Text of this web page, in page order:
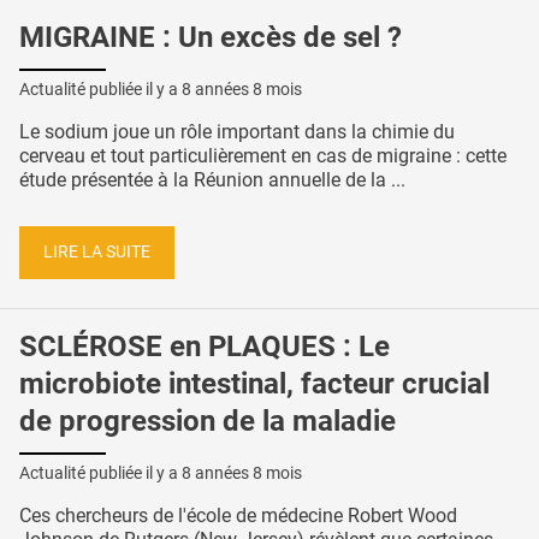
MIGRAINE : Un excès de sel ?
Actualité publiée il y a 8 années 8 mois
Le sodium joue un rôle important dans la chimie du
cerveau et tout particulièrement en cas de migraine : cette
étude présentée à la Réunion annuelle de la ...
LIRE LA SUITE
SCLÉROSE en PLAQUES : Le
microbiote intestinal, facteur crucial
de progression de la maladie
Actualité publiée il y a 8 années 8 mois
Ces chercheurs de l'école de médecine Robert Wood